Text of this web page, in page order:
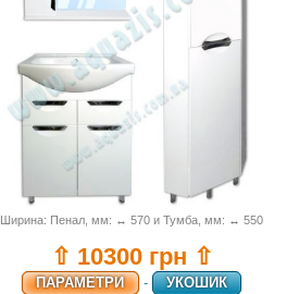
Ширина: Пенал, мм: ↔ 570 и Тумба, мм: ↔ 550
⇧ 10300 грн ⇧
ПАРАМЕТРИ - УКОШИК